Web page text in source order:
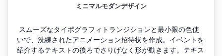
ミニマルモダンデザイン
スムーズなタイポグラフィトランジションと最小限の色使
いで、洗練されたアニメーション招待状を作成。イベントを
紹介するテキストの後ろでさりげなく形が動きます。テキス